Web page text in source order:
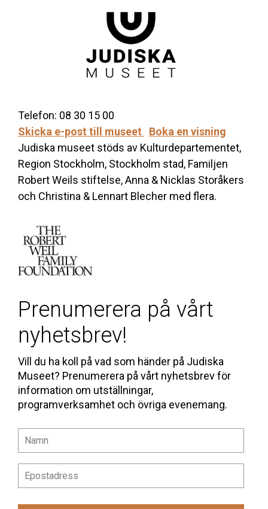
Telefon: 08 30 15 00
Skicka e-post till museet
Boka en visning
Judiska museet stöds av Kulturdepartementet,
Region Stockholm, Stockholm stad, Familjen
Robert Weils stiftelse, Anna & Nicklas Storåkers
och Christina & Lennart Blecher med flera.
Prenumerera på vårt
nyhetsbrev!
Vill du ha koll på vad som händer på Judiska
Museet? Prenumerera på vårt nyhetsbrev för
information om utställningar,
programverksamhet och övriga evenemang.